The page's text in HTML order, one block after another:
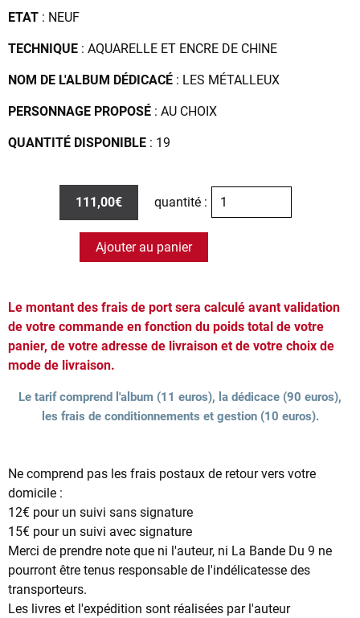
ETAT : NEUF
TECHNIQUE : AQUARELLE ET ENCRE DE CHINE
NOM DE L'ALBUM DÉDICACÉ : LES MÉTALLEUX
PERSONNAGE PROPOSÉ : AU CHOIX
QUANTITÉ DISPONIBLE : 19
111,00€ quantité :
Ajouter au panier
Le montant des frais de port sera calculé avant validation
de votre commande en fonction du poids total de votre
panier, de votre adresse de livraison et de votre choix de
mode de livraison.
Le tarif comprend l'album (11 euros), la dédicace (90 euros),
les frais de conditionnements et gestion (10 euros).
Ne comprend pas les frais postaux de retour vers votre
domicile :
12€ pour un suivi sans signature
15€ pour un suivi avec signature
Merci de prendre note que ni l'auteur, ni La Bande Du 9 ne
pourront être tenus responsable de l'indélicatesse des
transporteurs.
Les livres et l'expédition sont réalisées par l'auteur